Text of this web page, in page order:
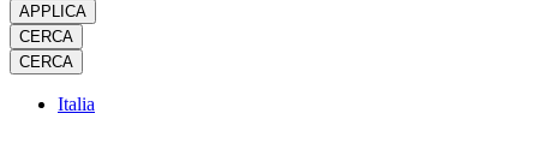
APPLICA
CERCA
CERCA
Italia